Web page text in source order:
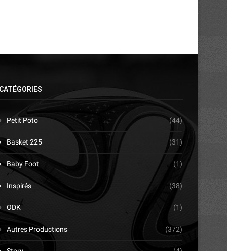
CATÉGORIES
Petit Poto (44)
Basket 225 (31)
Baby Foot (1)
Inspirés (38)
ODK (1)
Autres Productions (372)